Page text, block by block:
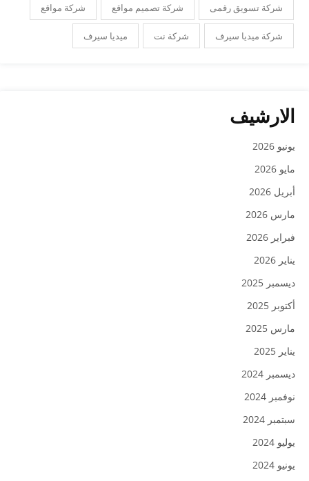
شركة تسويق رقمى شركة تصميم مواقع شركة مواقع
شركة ميديا سيرف شركة نت ميديا سيرف
الارشيف
يونيو 2026
مايو 2026
أبريل 2026
مارس 2026
فبراير 2026
يناير 2026
ديسمبر 2025
أكتوبر 2025
مارس 2025
يناير 2025
ديسمبر 2024
نوفمبر 2024
سبتمبر 2024
يوليو 2024
يونيو 2024